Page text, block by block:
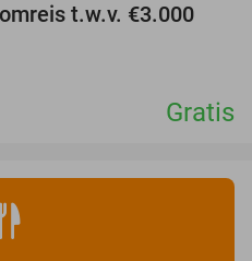
t.w.v. €3.000
Gratis